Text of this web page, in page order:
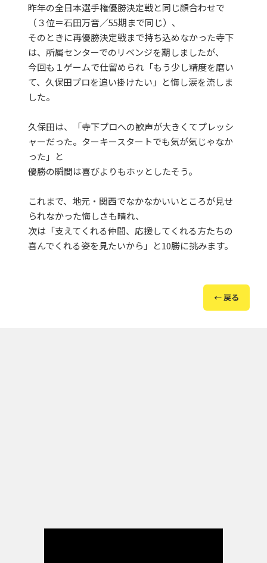
昨年の全日本選手権優勝決定戦と同じ顔合わせで
（３位＝石田万音／55期まで同じ）、
そのときに再優勝決定戦まで持ち込めなかった寺下
は、所属センターでのリベンジを期しましたが、
今回も１ゲームで仕留められ「もう少し精度を磨い
て、久保田プロを追い掛けたい」と悔し涙を流しま
した。
久保田は、「寺下プロへの歓声が大きくてプレッシ
ャーだった。ターキースタートでも気が気じゃなか
った」と
優勝の瞬間は喜びよりもホッとしたそう。
これまで、地元・関西でなかなかいいところが見せ
られなかった悔しさも晴れ、
次は「支えてくれる仲間、応援してくれる方たちの
喜んでくれる姿を見たいから」と10勝に挑みます。
← 戻る